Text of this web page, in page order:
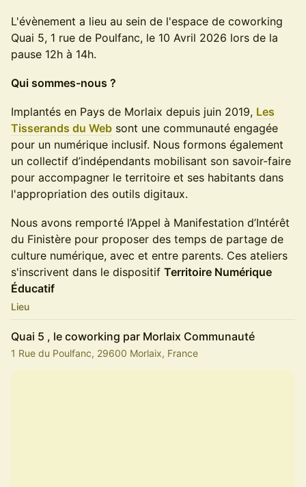
​L'évènement a lieu au sein de l'espace de coworking
Quai 5, 1 rue de Poulfanc, le 10 Avril 2026 lors de la
pause 12h à 14h.
Qui sommes-nous ?
Implantés en Pays de Morlaix depuis juin 2019, Les
Tisserands du Web sont une communauté engagée
pour un numérique inclusif. Nous formons également
un collectif d’indépendants mobilisant son savoir-faire
pour accompagner le territoire et ses habitants dans
l'appropriation des outils digitaux.
Nous avons remporté l’Appel à Manifestation d’Intérêt
du Finistère pour proposer des temps de partage de
culture numérique, avec et entre parents. Ces ateliers
s'inscrivent dans le dispositif Territoire Numérique
Éducatif
Lieu
Quai 5 , le coworking par Morlaix Communauté
1 Rue du Poulfanc, 29600 Morlaix, France